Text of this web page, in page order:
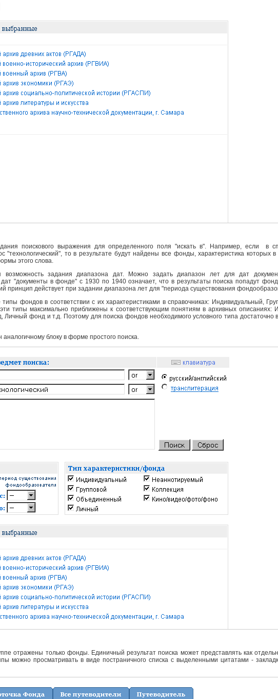
поискового выражения для определенного поля "искать в". Например, если в
"технологический", то в результате будут найдены все фонды, характеристика которых
этого слова.
задания диапазона дат. Можно задать диапазон лет для дат
"документы в фонде" с 1930 по 1940 означает, что в результаты поиска попадут
принцип действует при задании диапазона лет для "периода существования
фондов в соответствии с их характеристиками в справочниках: Индивидуальный,
типы максимально приближены к соответствующим понятиям в архивных описаниях:
фонд и т.д. Поэтому для поиска фондов необходимого условного типа достаточно
блоку в форме простого поиска.
отражены только фонды. Единичный результат поиска может представлять как
можно просматривать в виде постраничного списка с выделенными цитатами -